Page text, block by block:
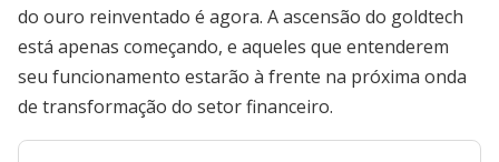
do ouro reinventado é agora. A ascensão do goldtech
está apenas começando, e aqueles que entenderem
seu funcionamento estarão à frente na próxima onda
de transformação do setor financeiro.